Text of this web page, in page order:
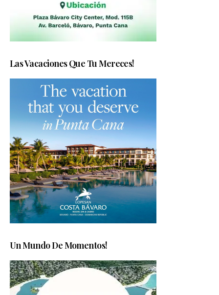
Las Vacaciones Que Tu Mereces!
Un Mundo De Momentos!